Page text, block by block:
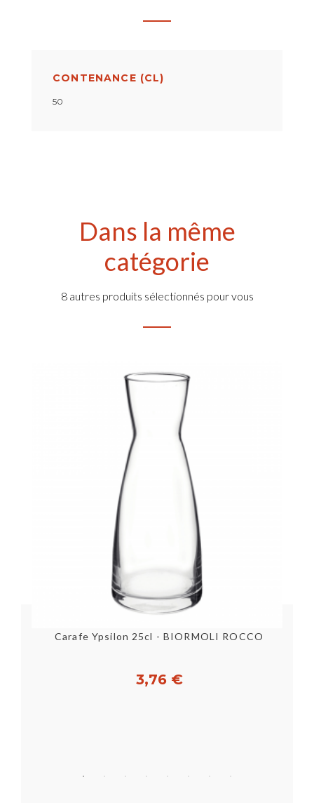
CONTENANCE (CL)
50
Dans la même
catégorie
8 autres produits sélectionnés pour vous
Carafe Ypsilon 25cl - BIORMOLI ROCCO
3,76 €